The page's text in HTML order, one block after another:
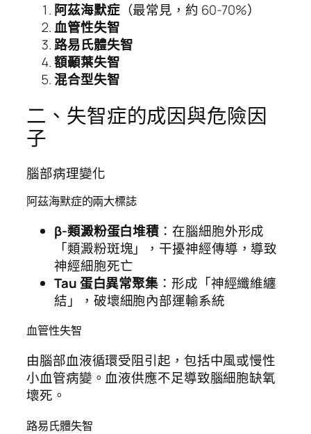
阿茲海默症（最常見，約 60-70%）
血管性失智
路易氏體失智
額顳葉失智
混合型失智
二、失智症的成因與危險因
子
腦部病理變化
阿茲海默症的兩大標誌
β-類澱粉蛋白堆積 ：在腦細胞外形成
「類澱粉斑塊」，干擾神經傳導，導致
神經細胞死亡
Tau 蛋白異常聚集 ：形成「神經纖維纏
結」，破壞細胞內部運輸系統
血管性失智
由腦部血液循環受阻引起，包括中風或慢性
小血管病變。血液供應不足導致腦細胞缺氧
壞死。
路易氏體失智